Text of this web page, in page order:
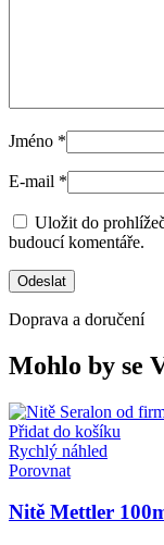
Jméno *
E-mail *
Uložit do
budoucí komentáře.
Doprava a doručení
Mohlo by se
Přidat do košíku
Rychlý náhled
Porovnat
Nitě Mettler